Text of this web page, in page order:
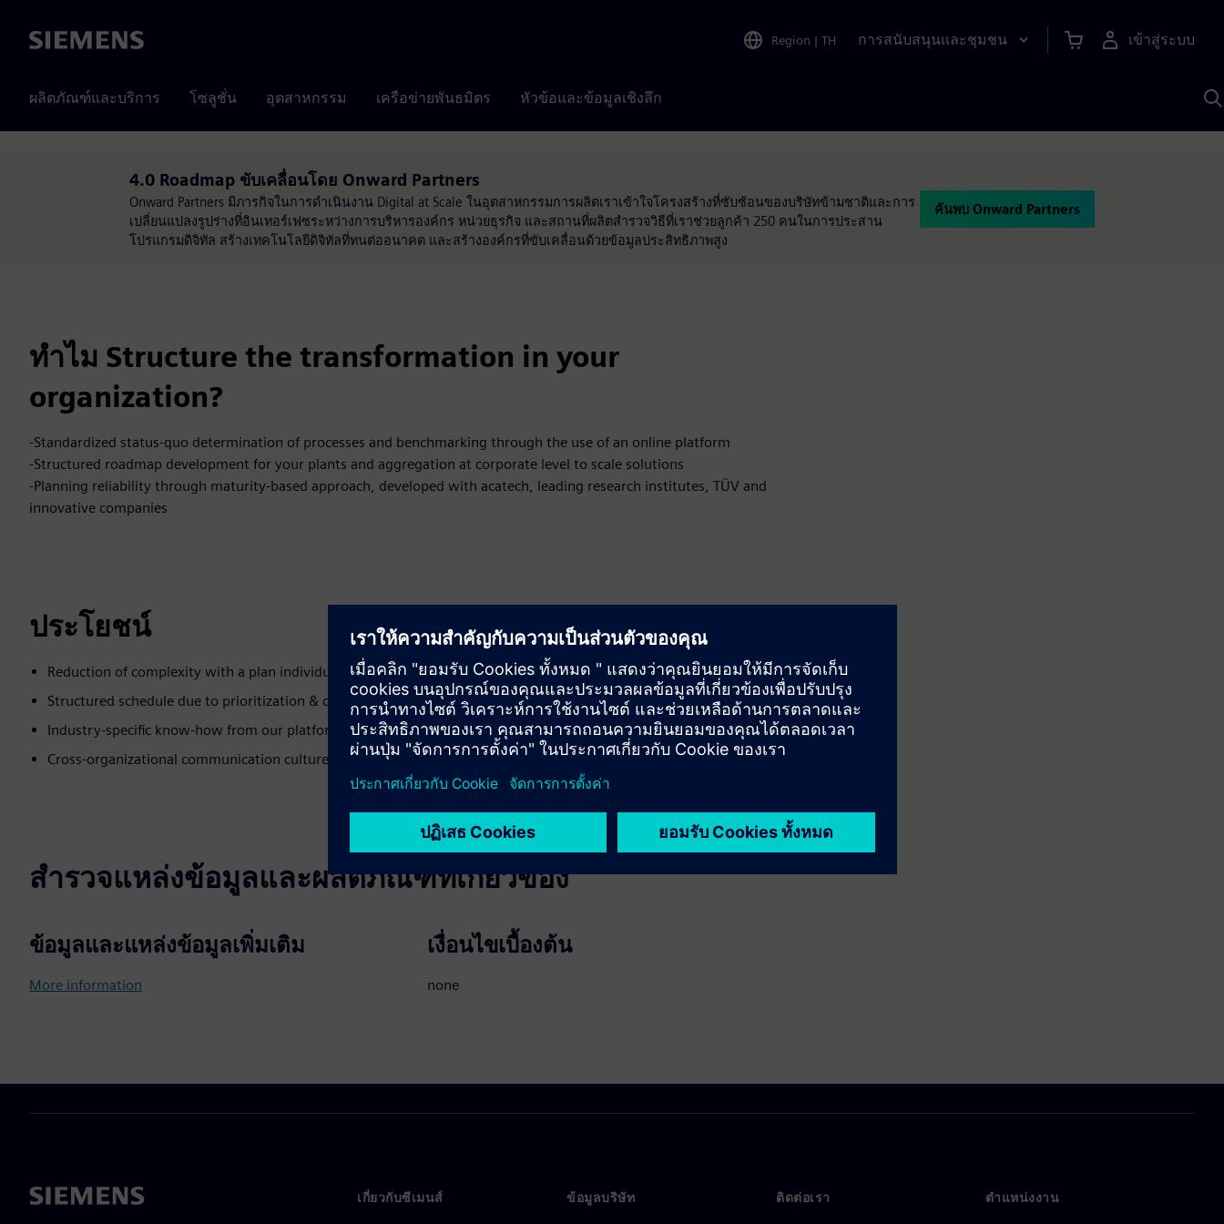
Siemens Region | TH การสนับสนุนและชุมชน เข้าสู่ระบบ
ผลิตภัณฑ์และบริการ โซลูชั่น อุตสาหกรรม เครือข่ายพันธมิตร หัวข้อและข้อมูลเชิงลึก
4.0 Roadmap ขับเคลื่อนโดย Onward Partners
Onward Partners มีภารกิจในการดำเนินงาน Digital at Scale ในอุตสาหกรรมการผลิตเราเข้าใจโครงสร้างที่ซับซ้อนของบริษัทข้ามชาติและการ
เปลี่ยนแปลงรูปร่างที่อินเทอร์เฟซระหว่างการบริหารองค์กร หน่วยธุรกิจ และสถานที่ผลิตสำรวจวิธีที่เราช่วยลูกค้า 250 คนในการประสาน
โปรแกรมดิจิทัล สร้างเทคโนโลยีดิจิทัลที่ทนต่ออนาคต และสร้างองค์กรที่ขับเคลื่อนด้วยข้อมูลประสิทธิภาพสูง
ค้นพบ Onward Partners
ทำไม Structure the transformation in your
organization?
-Standardized status-quo determination of processes and benchmarking through the use of an online platform
-Structured roadmap development for your plants and aggregation at corporate level to scale solutions
-Planning reliability through maturity-based approach, developed with acatech, leading research institutes, TÜV and
innovative companies
ประโยชน์
Reduction of complexity with a plan individually tailored to the status quo
Structured schedule due to prioritization & coordination of technical and non-technical measures
Industry-specific know-how from our platform database with direct access to benchmarks
Cross-organizational communication culture through involvement of all stakeholders, processes, and technology
สำรวจแหล่งข้อมูลและผลิตภัณฑ์ที่เกี่ยวข้อง
ข้อมูลและแหล่งข้อมูลเพิ่มเติม
More information
เงื่อนไขเบื้องต้น
none
เกี่ยวกับซีเมนส์ ข้อมูลบริษัท ติดต่อเรา ตำแหน่งงาน